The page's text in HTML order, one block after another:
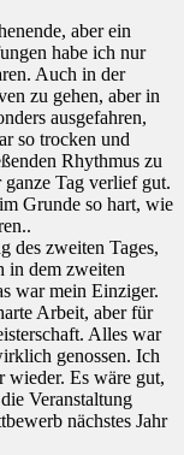
aber ein
habe ich nur
Auch in der
zu gehen, aber in
ausgefahren,
so trocken und
Rhythmus zu
ganze Tag verlief gut.
Grunde so hart, wie
des zweiten Tages,
in dem zweiten
war mein Einziger.
Arbeit, aber für
Alles war
genossen. Ich
wieder. Es wäre gut,
Veranstaltung
nächstes Jahr